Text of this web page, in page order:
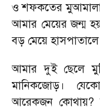
ও শফকতের মুআমালা
আমার মেয়ের জন্ম
বড় মেয়ে
আমার দুই ছেলে
মানিকজোড়।
আরেকজন কোথায়?